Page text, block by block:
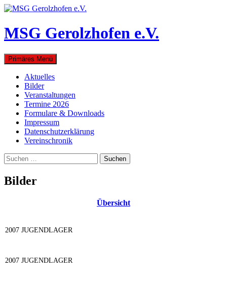
Zum
springen
MSG Gerolzhofen e.V.
Suchen
Primäres Menü
Aktuelles
Bilder
Veranstaltungen
Termine 2026
Formulare & Downloads
Impressum
Datenschutzerklärung
Vereinschronik
Suchen
nach:
Bilder
Übersicht
2007 JUGENDLAGER
2007 JUGENDLAGER